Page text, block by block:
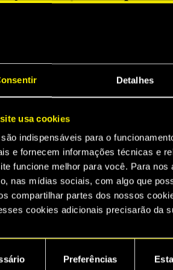
Detalhes
usa cookies
indispensáveis para o
e fornecem informações técnicas e
funcione melhor para você. Para
nas mídias sociais, com algo que
compartilhar partes dos nossos
cookies adicionais precisarão da
todos os detalhes sobre o
no menu "Configurações"
Preferências
o
participando do nosso
sua com o seu
rodando no console e
de que a foto foi tirada no
encontrar— luzes de neon,
City!
na sala dedicada do Servidor
e regras do concurso estão